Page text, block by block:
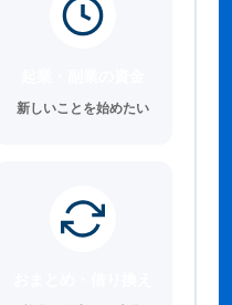
新しいことを始めたい